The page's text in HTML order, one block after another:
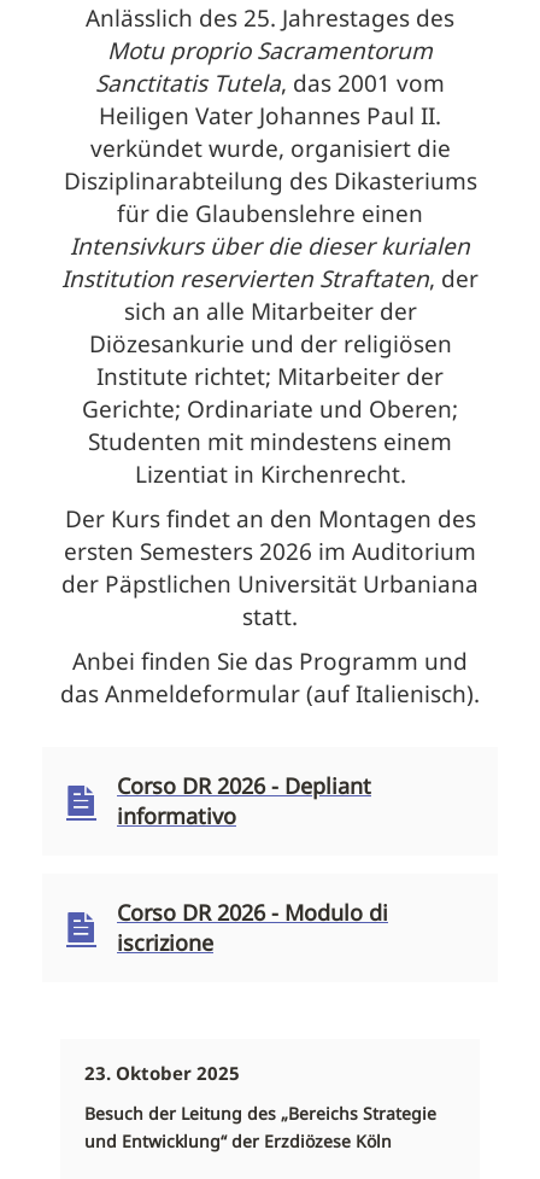
Anlässlich des 25. Jahrestages des
Motu proprio Sacramentorum
Sanctitatis Tutela, das 2001 vom
Heiligen Vater Johannes Paul II.
verkündet wurde, organisiert die
Disziplinarabteilung des Dikasteriums
für die Glaubenslehre einen
Intensivkurs über die dieser kurialen
Institution reservierten Straftaten, der
sich an alle Mitarbeiter der
Diözesankurie und der religiösen
Institute richtet; Mitarbeiter der
Gerichte; Ordinariate und Oberen;
Studenten mit mindestens einem
Lizentiat in Kirchenrecht.
Der Kurs findet an den Montagen des
ersten Semesters 2026 im Auditorium
der Päpstlichen Universität Urbaniana
statt.
Anbei finden Sie das Programm und
das Anmeldeformular (auf Italienisch).
Corso DR 2026 - Depliant
informativo
Corso DR 2026 - Modulo di
iscrizione
23. Oktober 2025
Besuch der Leitung des „Bereichs Strategie
und Entwicklung“ der Erzdiözese Köln